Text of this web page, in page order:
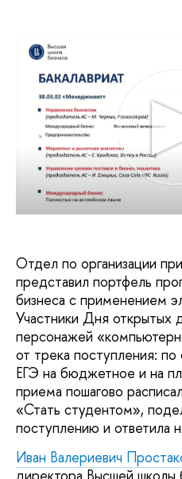
Отдел по организации
представил портфель
бизнеса с применением
Участники Дня открытых
персонажей
от трека поступления:
ЕГЭ на бюджетное и на
приема пошагово
«Стать студентом»,
поступлению и ответила
Иван Валериевич